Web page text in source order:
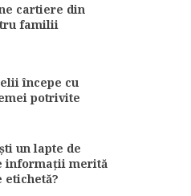
cartiere din
familii
începe cu
potrivite
un lapte de
informații merită
etichetă?